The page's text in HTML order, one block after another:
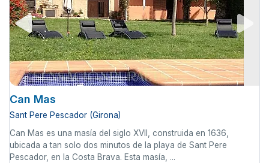
Can Mas
Sant Pere Pescador (Girona)
Can Mas es una masía del siglo XVII, construida en 1636,
ubicada a tan solo dos minutos de la playa de Sant Pere
Pescador, en la Costa Brava. Esta masía, ...